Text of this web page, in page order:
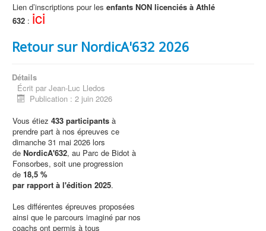
Lien d’inscriptions pour les enfants NON licenciés à Athlé
632 : ici
Retour sur NordicA'632 2026
Détails
Écrit par Jean-Luc Lledos
Publication : 2 juin 2026
Vous étiez 433 participants à
prendre part à nos épreuves ce
dimanche 31 mai 2026 lors
de NordicA'632, au Parc de Bidot à
Fonsorbes, soit une progression
de 18,5 %
par rapport à l'édition 2025.
Les différentes épreuves proposées
ainsi que le parcours imaginé par nos
coachs ont permis à tous